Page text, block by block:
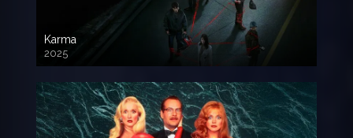
Karma
2025